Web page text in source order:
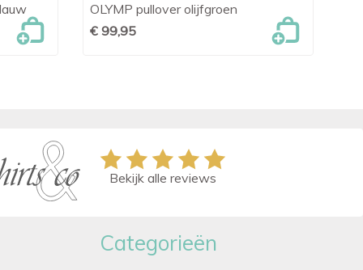
 Snel bekijken
OLYMP pullover olijfgroen
€ 99,95
Bekijk alle reviews
Categorieën